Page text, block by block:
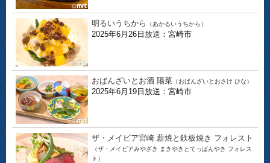
明るいうちから （あかるいうちから）
2025年6月26日放送：宮崎市
おばんざいとお酒 陽菜 （おばんざいとおさけ ひな）
2025年6月19日放送：宮崎市
ザ・メイビア宮崎 薪焼と鉄板焼き フォレスト
（ザ・メイビアみやざき まきやきとてっぱんやき フォレス
ト）